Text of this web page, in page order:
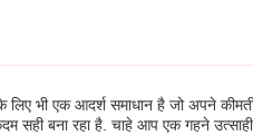
भी एक आदर्श समाधान है जो अपने
सही बना रहा है. चाहे आप एक गहने